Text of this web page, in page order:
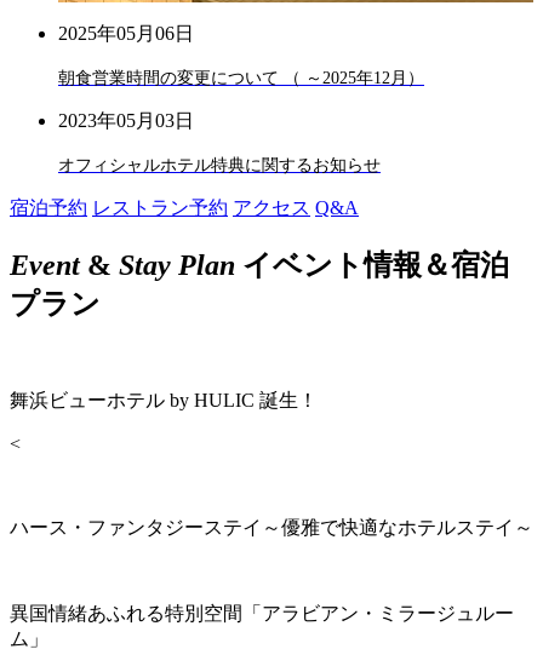
2025年05月06日
朝食営業時間の変更について （ ～2025年12月）
2023年05月03日
オフィシャルホテル特典に関するお知らせ
宿泊予約 レストラン予約 アクセス Q&A
Event& Stay Plan イベント情報＆宿泊
プラン
舞浜ビューホテル by HULIC 誕生！
<
ハース・ファンタジーステイ～優雅で快適なホテルステイ～
異国情緒あふれる特別空間「アラビアン・ミラージュルー
ム」